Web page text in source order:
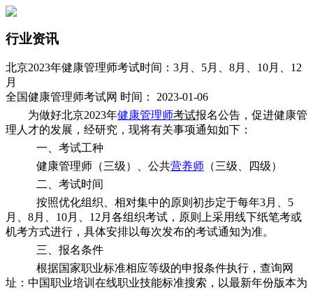
行业资讯
北京2023年健康管理师考试时间：3月、5月、8月、10月、12
月
全国健康管理师考试网 时间： 2023-01-06
为做好北京2023年健康管理师考试报名公告，促进健康管
理人才的发展，经研究，现将有关事项通知如下：
一、考试工种
健康管理师（三级）、公共营养师 （三级、四级）
二、考试时间
按照优化组织、相对集中的原则初步定于每年3月、5
月、8月、10月、12月各组织考试，原则上采用线下纸笔考或
机考方式进行，具体安排以每次发布的考试通知为准。
三、报名条件
根据国家职业标准相应等级的申报条件执行，查询网
址：中国职业培训在线职业技能标准搜索，以最新年份版本为